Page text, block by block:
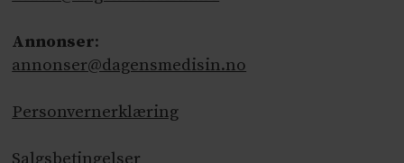
Annonser:
annonser@dagensmedisin.no
Personvernerklæring
Salgsbetingelser